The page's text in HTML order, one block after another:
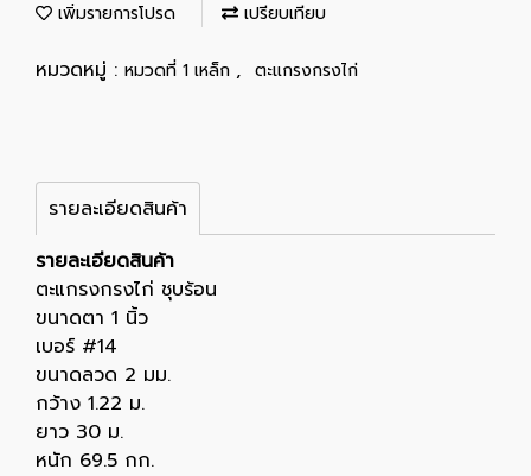
เพิ่มรายการโปรด เปรียบเทียบ
หมวดหมู่ : หมวดที่ 1 เหล็ก , ตะแกรงกรงไก่
รายละเอียดสินค้า
รายละเอียดสินค้า
ตะแกรงกรงไก่ ชุบร้อน
ขนาดตา 1 นิ้ว
เบอร์ #14
ขนาดลวด 2 มม.
กว้าง 1.22 ม.
ยาว 30 ม.
หนัก 69.5 กก.